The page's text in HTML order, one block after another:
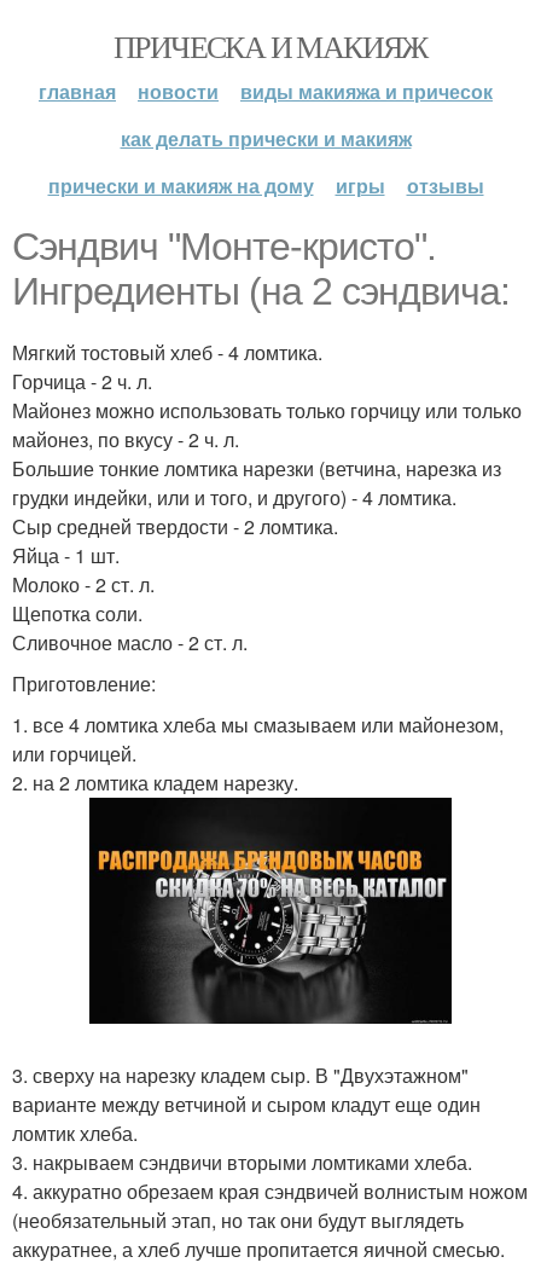
ПРИЧЕСКА И МАКИЯЖ
главная новости
виды макияжа и причесок
как делать прически и макияж
прически и макияж на дому
игры отзывы
Сэндвич "Монте-кристо".
Ингредиенты (на 2 сэндвича:
Мягкий тостовый хлеб - 4 ломтика.
Горчица - 2 ч. л.
Майонез можно использовать только горчицу или только
майонез, по вкусу - 2 ч. л.
Большие тонкие ломтика нарезки (ветчина, нарезка из
грудки индейки, или и того, и другого) - 4 ломтика.
Сыр средней твердости - 2 ломтика.
Яйца - 1 шт.
Молоко - 2 ст. л.
Щепотка соли.
Сливочное масло - 2 ст. л.
Приготовление:
1. все 4 ломтика хлеба мы смазываем или майонезом,
или горчицей.
2. на 2 ломтика кладем нарезку.
3. сверху на нарезку кладем сыр. В "Двухэтажном"
варианте между ветчиной и сыром кладут еще один
ломтик хлеба.
3. накрываем сэндвичи вторыми ломтиками хлеба.
4. аккуратно обрезаем края сэндвичей волнистым ножом
(необязательный этап, но так они будут выглядеть
аккуратнее, а хлеб лучше пропитается яичной смесью.